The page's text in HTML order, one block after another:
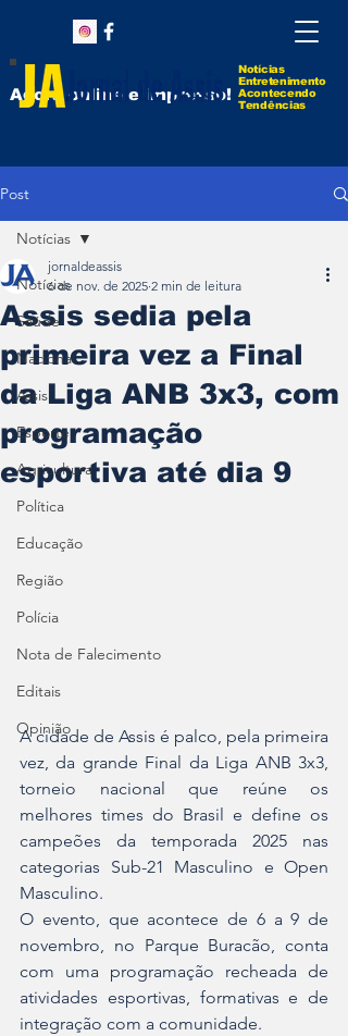
Notícias
Entretenimento
Acontecendo
Tendências
Agora online e impresso!
Post
Notícias
Saúde
Nacional
Assis
Esporte
Agricultura
Política
Educação
Região
Polícia
Nota de Falecimento
Editais
Opinião
Notícias
Assis sedia pela
primeira vez a Final
da Liga ANB 3x3, com
programação
esportiva até dia 9
jornaldeassis
6 de nov. de 2025 2 min de leitura
A cidade de Assis é palco, pela primeira
vez, da grande Final da Liga ANB 3x3,
torneio nacional que reúne os
melhores times do Brasil e define os
campeões da temporada 2025 nas
categorias Sub-21 Masculino e Open
Masculino.
O evento, que acontece de 6 a 9 de
novembro, no Parque Buracão, conta
com uma programação recheada de
atividades esportivas, formativas e de
integração com a comunidade.